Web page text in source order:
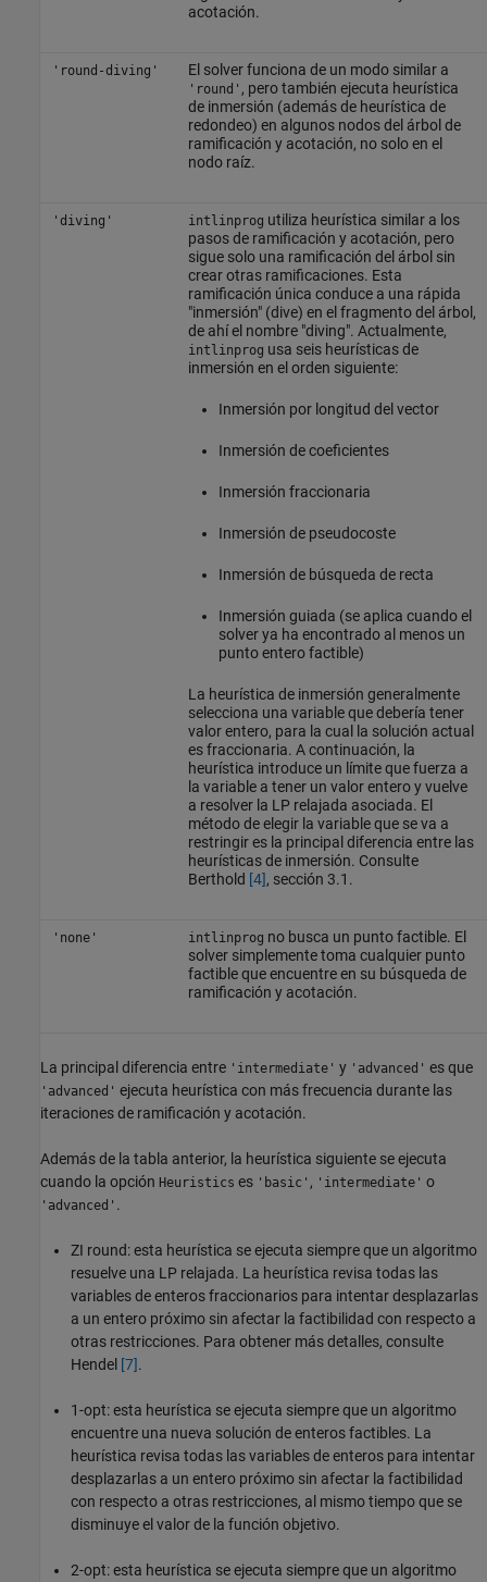
acotación.
'round-diving' El solver funciona de un modo similar a
'round' , pero también ejecuta heurística
de inmersión (además de heurística de
redondeo) en algunos nodos del árbol de
ramificación y acotación, no solo en el
nodo raíz.
'diving' intlinprog utiliza heurística similar a los
pasos de ramificación y acotación, pero
sigue solo una ramificación del árbol sin
crear otras ramificaciones. Esta
ramificación única conduce a una rápida
"inmersión" (dive) en el fragmento del árbol,
de ahí el nombre "diving". Actualmente,
intlinprog usa seis heurísticas de
inmersión en el orden siguiente:
Inmersión por longitud del vector
Inmersión de coeficientes
Inmersión fraccionaria
Inmersión de pseudocoste
Inmersión de búsqueda de recta
Inmersión guiada (se aplica cuando el
solver ya ha encontrado al menos un
punto entero factible)
La heurística de inmersión generalmente
selecciona una variable que debería tener
valor entero, para la cual la solución actual
es fraccionaria. A continuación, la
heurística introduce un límite que fuerza a
la variable a tener un valor entero y vuelve
a resolver la LP relajada asociada. El
método de elegir la variable que se va a
restringir es la principal diferencia entre las
heurísticas de inmersión. Consulte
Berthold [4], sección 3.1.
'none' intlinprog no busca un punto factible. El
solver simplemente toma cualquier punto
factible que encuentre en su búsqueda de
ramificación y acotación.
La principal diferencia entre 'intermediate' y 'advanced' es que
'advanced' ejecuta heurística con más frecuencia durante las
iteraciones de ramificación y acotación.
Además de la tabla anterior, la heurística siguiente se ejecuta
cuando la opción Heuristics es 'basic' , 'intermediate' o
'advanced' .
ZI round: esta heurística se ejecuta siempre que un algoritmo
resuelve una LP relajada. La heurística revisa todas las
variables de enteros fraccionarios para intentar desplazarlas
a un entero próximo sin afectar la factibilidad con respecto a
otras restricciones. Para obtener más detalles, consulte
Hendel [7].
1-opt: esta heurística se ejecuta siempre que un algoritmo
encuentre una nueva solución de enteros factibles. La
heurística revisa todas las variables de enteros para intentar
desplazarlas a un entero próximo sin afectar la factibilidad
con respecto a otras restricciones, al mismo tiempo que se
disminuye el valor de la función objetivo.
2-opt: esta heurística se ejecuta siempre que un algoritmo